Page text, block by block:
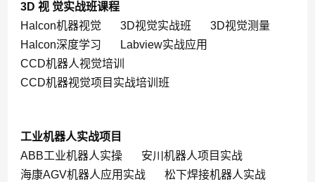
3D 视 觉实战班课程
Halcon机器视觉
3D视觉实战班
3D视觉测量
Halcon深度学习
Labview实战应用
CCD机器人视觉培训
CCD机器视觉项目实战培训班
工业机器人实战项目
ABB工业机器人实操
安川机器人项目实战
海康AGV机器人应用实战
松下焊接机器人实战